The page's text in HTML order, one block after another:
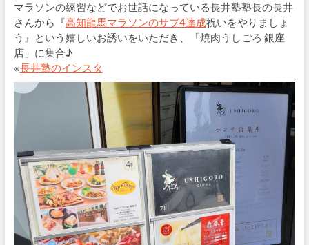
マラソンの練習などでお世話になっている長井塾塾長の長井
さんから『高知龍馬マラソンのサブ4達成祝いをやりましょ
う』という嬉しいお誘いをいただき、「焼肉うしごろ 銀座
店」に集合♪
※長井塾のインスタ